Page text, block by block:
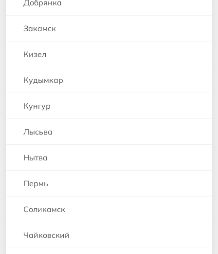
Добрянка
Закамск
Кизел
Кудымкар
Кунгур
Лысьва
Нытва
Пермь
Соликамск
Чайковский